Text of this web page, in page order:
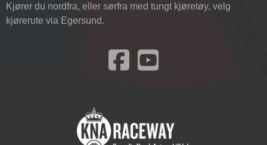
Kjører du nordfra, eller sørfra med tungt kjøretøy, velg
kjørerute via Egersund.
Besøk oss på Facebook